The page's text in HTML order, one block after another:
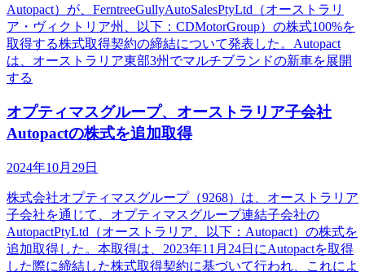
Autopact）が、FerntreeGullyAutoSalesPtyLtd（オーストラリ
ア・ヴィクトリア州、以下：CDMotorGroup）の株式100%を
取得する株式取得契約の締結について発表した。Autopact
は、オーストラリア東部3州でマルチブランドの新車を展開
する
オプティマスグループ、オーストラリア子会社
Autopactの株式を追加取得
2024年10月29日
株式会社オプティマスグループ（9268）は、オーストラリア
子会社を通じて、オプティマスグループ連結子会社の
AutopactPtyLtd（オーストラリア、以下：Autopact）の株式を
追加取得した。本取得は、2023年11月24日にAutopactを取得
した際に締結した株式取得契約に基づいて行われ、これによ